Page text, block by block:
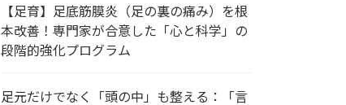
【足育】足底筋膜炎（足の裏の痛み）を根
本改善！専門家が合意した「心と科学」の
段階的強化プログラム
足元だけでなく「頭の中」も整える：「言